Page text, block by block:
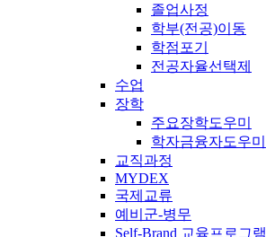
졸업사정
학부(전공)이동
학점포기
전공자율선택제
수업
장학
주요장학도우미
학자금융자도우미
교직과정
MYDEX
국제교류
예비군-병무
Self-Brand 교육프로그램